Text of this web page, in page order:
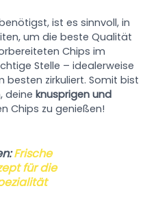
ist es sinnvoll, in
um die beste Qualität
Chips im
Stelle – idealerweise
besten zirkuliert. Somit bist
deineknusprigen und
Chips zu genießen!
Frische
für die